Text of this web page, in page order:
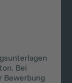
Bei
Bewerbung